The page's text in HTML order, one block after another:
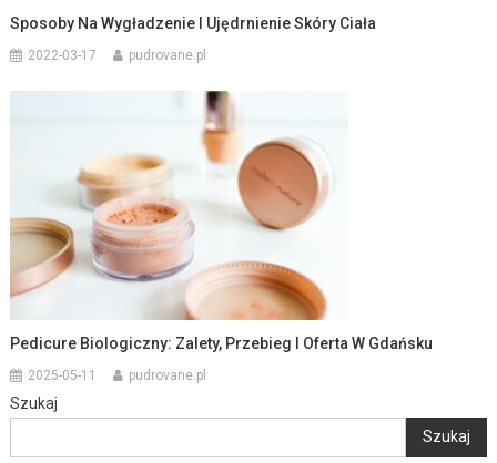
Sposoby Na Wygładzenie I Ujędrnienie Skóry Ciała
2022-03-17 pudrovane.pl
Pedicure Biologiczny: Zalety, Przebieg I Oferta W Gdańsku
2025-05-11 pudrovane.pl
Szukaj
Szukaj